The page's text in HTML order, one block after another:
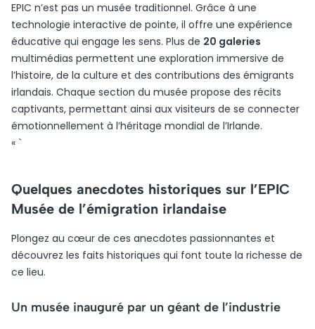
EPIC n’est pas un musée traditionnel. Grâce à une
technologie interactive de pointe, il offre une expérience
éducative qui engage les sens. Plus de 20 galeries
multimédias permettent une exploration immersive de
l’histoire, de la culture et des contributions des émigrants
irlandais. Chaque section du musée propose des récits
captivants, permettant ainsi aux visiteurs de se connecter
émotionnellement à l’héritage mondial de l’Irlande.
« `
Quelques anecdotes historiques sur l’EPIC
Musée de l’émigration irlandaise
Plongez au cœur de ces anecdotes passionnantes et
découvrez les faits historiques qui font toute la richesse de
ce lieu.
Un musée inauguré par un géant de l’industrie